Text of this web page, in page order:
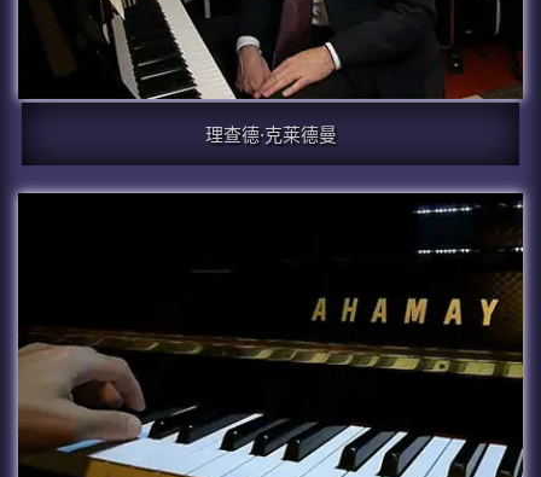
理查德·克莱德曼